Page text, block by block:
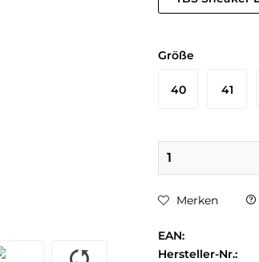
Größe
40 41
Merken
EAN:
Hersteller-Nr.: